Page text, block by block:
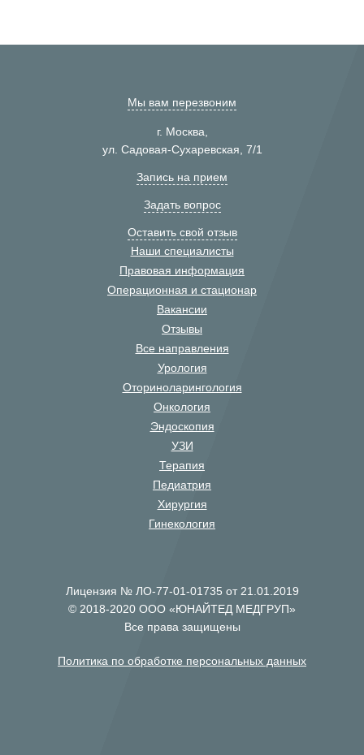
Мы вам перезвоним
г. Москва,
ул. Садовая-Сухаревская, 7/1
Запись на прием
Задать вопрос
Оставить свой отзыв
Наши специалисты
Правовая информация
Операционная и стационар
Вакансии
Отзывы
Все направления
Урология
Оториноларингология
Онкология
Эндоскопия
УЗИ
Терапия
Педиатрия
Хирургия
Гинекология
Лицензия № ЛО-77-01-01735 от 21.01.2019
© 2018-2020 ООО «ЮНАЙТЕД МЕДГРУП»
Все права защищены
Политика по обработке персональных данных